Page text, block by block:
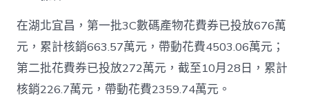
在湖北宜昌，第一批3C數碼產物花費券已投放676萬
元，累計核銷663.57萬元，帶動花費4503.06萬元；
第二批花費券已投放272萬元，截至10月28日，累計
核銷226.7萬元，帶動花費2359.74萬元。